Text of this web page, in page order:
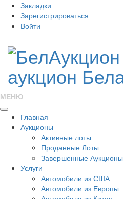
Закладки
Зарегистрироваться
Войти
МЕНЮ
Главная
Аукционы
Активные лоты
Проданные Лоты
Завершенные Аукционы
Услуги
Автомобили из США
Автомобили из Европы